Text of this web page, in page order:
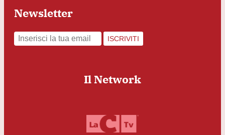
Newsletter
ISCRIVITI
Il Network